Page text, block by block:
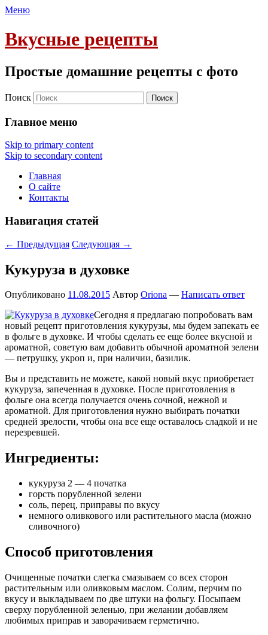
Меню
Вкусные рецепты
Простые домашние рецепты с фото
Поиск
Главное меню
Skip to primary content
Skip to secondary content
Главная
О сайте
Контакты
Навигация статей
← Предыдущая Следующая →
Кукуруза в духовке
Опубликовано 11.08.2015 Автор Oriona — Написать ответ
Сегодня я предлагаю попробовать вам
новый рецепт приготовления кукурузы, мы будем запекать ее
в фольге в духовке. И чтобы сделать ее еще более вкусной и
ароматной, советую вам добавить обычной ароматной зелени
— петрушку, укроп и, при наличии, базилик.
Вы и представить не можете, какой новый вкус приобретает
кукуруза, запеченная в духовке. После приготовления в
фольге она всегда получается очень сочной, нежной и
ароматной. Для приготовления нужно выбирать початки
средней зрелости, чтобы она все еще оставалось сладкой и не
перезревшей.
Ингредиенты:
кукуруза 2 — 4 початка
горсть порубленной зелени
соль, перец, приправы по вкусу
немного оливкового или растительного масла (можно
сливочного)
Способ приготовления
Очищенные початки слегка смазываем со всех сторон
растительным или оливковым маслом. Солим, перчим по
вкусу и выкладываем по две штуки на фольгу. Посыпаем
сверху порубленной зеленью, при желании добавляем
любимых приправ и заворачиваем герметично.